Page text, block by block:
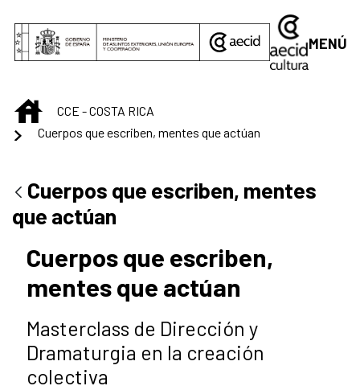
MENÚ
INICIO
CCE - COSTA RICA
Cuerpos que escriben, mentes que actúan
Cuerpos que escriben, mentes
que actúan
Cuerpos que escriben,
mentes que actúan
Masterclass de Dirección y
Dramaturgia en la creación
colectiva